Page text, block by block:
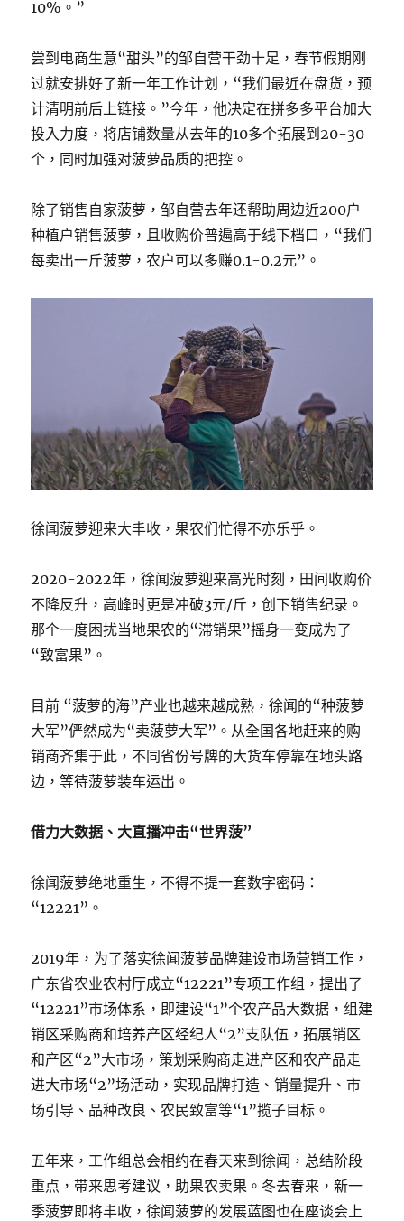
10%。”
尝到电商生意“甜头”的邹自营干劲十足，春节假期刚
过就安排好了新一年工作计划，“我们最近在盘货，预
计清明前后上链接。”今年，他决定在拼多多平台加大
投入力度，将店铺数量从去年的10多个拓展到20-30
个，同时加强对菠萝品质的把控。
除了销售自家菠萝，邹自营去年还帮助周边近200户
种植户销售菠萝，且收购价普遍高于线下档口，“我们
每卖出一斤菠萝，农户可以多赚0.1-0.2元”。
徐闻菠萝迎来大丰收，果农们忙得不亦乐乎。
2020-2022年，徐闻菠萝迎来高光时刻，田间收购价
不降反升，高峰时更是冲破3元/斤，创下销售纪录。
那个一度困扰当地果农的“滞销果”摇身一变成为了
“致富果”。
目前 “菠萝的海”产业也越来越成熟，徐闻的“种菠萝
大军”俨然成为“卖菠萝大军”。从全国各地赶来的购
销商齐集于此，不同省份号牌的大货车停靠在地头路
边，等待菠萝装车运出。
借力大数据、大直播冲击“世界菠”
徐闻菠萝绝地重生，不得不提一套数字密码：
“12221”。
2019年，为了落实徐闻菠萝品牌建设市场营销工作，
广东省农业农村厅成立“12221”专项工作组，提出了
“12221”市场体系，即建设“1”个农产品大数据，组建
销区采购商和培养产区经纪人“2”支队伍，拓展销区
和产区“2”大市场，策划采购商走进产区和农产品走
进大市场“2”场活动，实现品牌打造、销量提升、市
场引导、品种改良、农民致富等“1”揽子目标。
五年来，工作组总会相约在春天来到徐闻，总结阶段
重点，带来思考建议，助果农卖果。冬去春来，新一
季菠萝即将丰收，徐闻菠萝的发展蓝图也在座谈会上